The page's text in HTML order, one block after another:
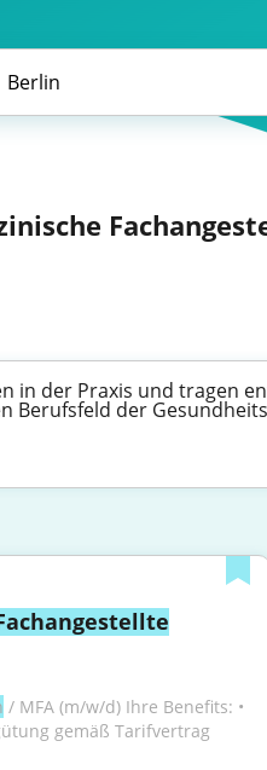
in der Praxis und tragen
Berufsfeld der
/ MFA (m/w/d) Ihre Benefits: •
gemäß Tarifvertrag